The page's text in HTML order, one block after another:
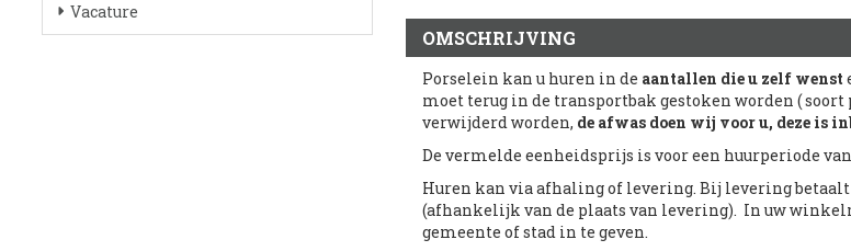
Vacature
OMSCHRIJVING
Porselein kan u huren in de aantallen die u zelf wenst
moet terug in de transportbak gestoken worden (
verwijderd worden, de afwas doen wij voor u, deze is
De vermelde eenheidsprijs is voor een huurperiode
Huren kan via afhaling of levering. Bij levering
(afhankelijk van de plaats van levering). In uw
gemeente of stad in te geven.